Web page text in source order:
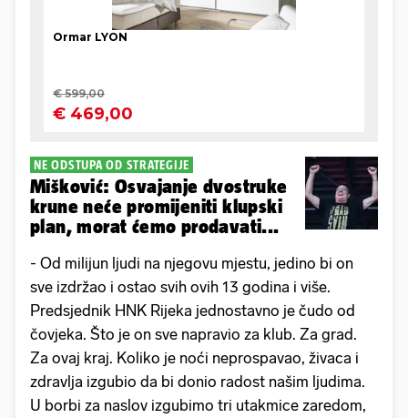
NE ODSTUPA OD STRATEGIJE
Mišković: Osvajanje dvostruke
krune neće promijeniti klupski
plan, morat ćemo prodavati...
- Od milijun ljudi na njegovu mjestu, jedino bi on
sve izdržao i ostao svih ovih 13 godina i više.
Predsjednik HNK Rijeka jednostavno je čudo od
čovjeka. Što je on sve napravio za klub. Za grad.
Za ovaj kraj. Koliko je noći neprospavao, živaca i
zdravlja izgubio da bi donio radost našim ljudima.
U borbi za naslov izgubimo tri utakmice zaredom,